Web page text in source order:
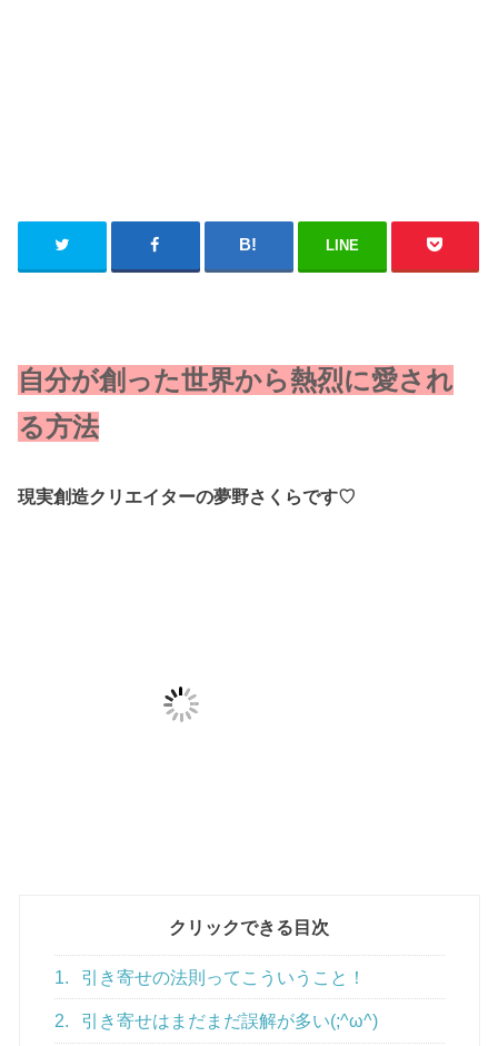
LINE
自分が創った世界から熱烈に愛され
る方法
現実創造クリエイターの夢野さくらです♡
クリックできる目次
1. 引き寄せの法則ってこういうこと！
2. 引き寄せはまだまだ誤解が多い(;^ω^)